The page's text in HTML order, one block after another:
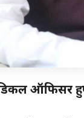
ऑफिसर